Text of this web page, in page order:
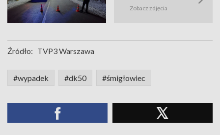
Zobacz zdjęcia
Źródło: TVP3 Warszawa
#wypadek #dk50 #śmigłowiec